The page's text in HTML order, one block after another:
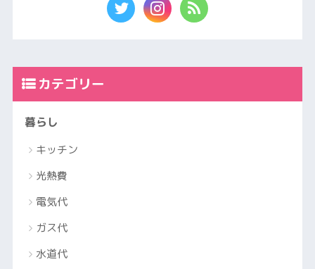
カテゴリー
暮らし
キッチン
光熱費
電気代
ガス代
水道代